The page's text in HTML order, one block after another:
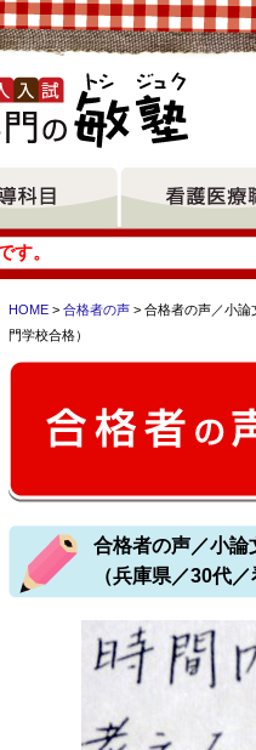
す。
板橋看護専門学校 公益財
野看護専門学校 亀田医療
学校 博慈会高等看護学院
HOME > 合格者の声 > 合格者の声／小
門学校合格）
合格者の声／小論
（兵庫県／30代